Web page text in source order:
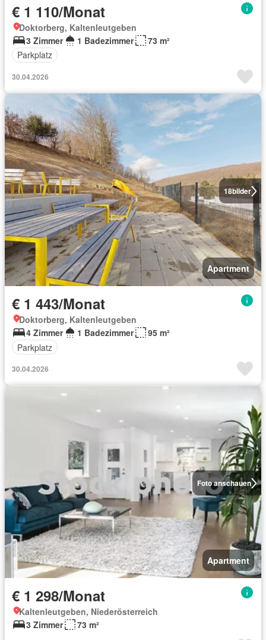
€ 1 110/Monat
Doktorberg, Kaltenleutgeben
3 Zimmer
1 Badezimmer
73 m²
Parkplatz
30.04.2026
18bilder
Apartment
€ 1 443/Monat
Doktorberg, Kaltenleutgeben
4 Zimmer
1 Badezimmer
95 m²
Parkplatz
30.04.2026
Foto anschauen
Apartment
€ 1 298/Monat
Kaltenleutgeben, Niederösterreich
3 Zimmer
73 m²